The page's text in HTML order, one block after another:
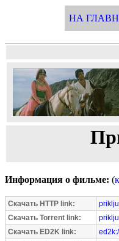
НА
Информация о фильме: (
Скачать HTTP link:
Скачать Torrent link:
Скачать ED2K link: